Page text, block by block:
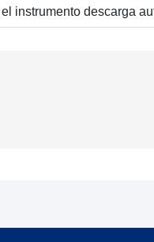
descarga